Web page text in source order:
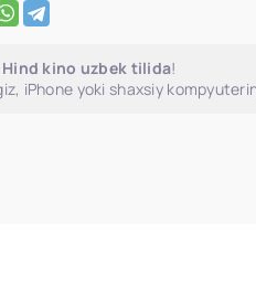
kino uzbek tilida!
iPhone yoki shaxsiy